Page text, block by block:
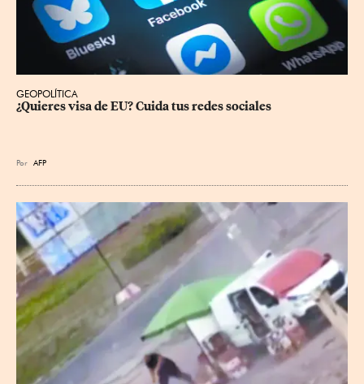
GEOPOLÍTICA
¿Quieres visa de EU? Cuida tus redes sociales
Por AFP